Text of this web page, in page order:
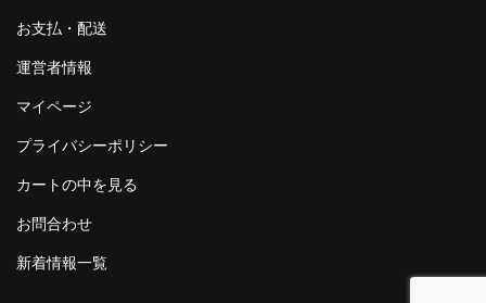
お支払・配送
運営者情報
マイページ
プライバシーポリシー
カートの中を見る
お問合わせ
新着情報一覧